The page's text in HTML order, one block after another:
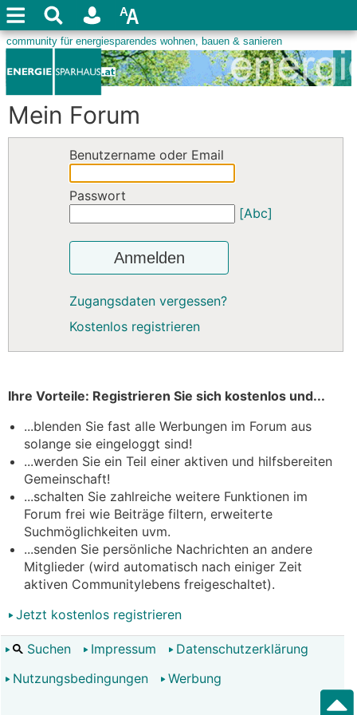
Mein Forum
Benutzername oder Email
Passwort
[Abc]
Anmelden
Zugangsdaten vergessen?
Kostenlos registrieren
Ihre Vorteile: Registrieren Sie sich kostenlos und...
...blenden Sie fast alle Werbungen im Forum aus
solange sie eingeloggt sind!
...werden Sie ein Teil einer aktiven und hilfsbereiten
Gemeinschaft!
...schalten Sie zahlreiche weitere Funktionen im
Forum frei wie Beiträge filtern, erweiterte
Suchmöglichkeiten uvm.
...senden Sie persönliche Nachrichten an andere
Mitglieder (wird automatisch nach einiger Zeit
aktiven Communitylebens freigeschaltet).
Jetzt kostenlos registrieren
Suchen Impressum
Datenschutzerklärung
Nutzungsbedingungen
Werbung